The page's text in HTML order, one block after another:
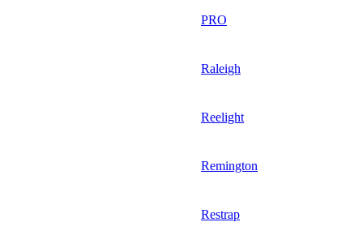
PRO
Raleigh
Reelight
Remington
Restrap